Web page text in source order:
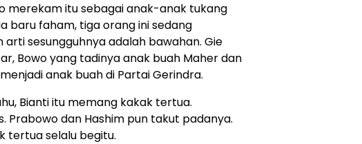
merekam itu sebagai anak-anak tukang
baru faham, tiga orang ini sedang
arti sesungguhnya adalah bawahan. Gie
Bowo yang tadinya anak buah Maher dan
anak buah di Partai Gerindra.
Bianti itu memang kakak tertua.
Prabowo dan Hashim pun takut padanya.
tertua selalu begitu.